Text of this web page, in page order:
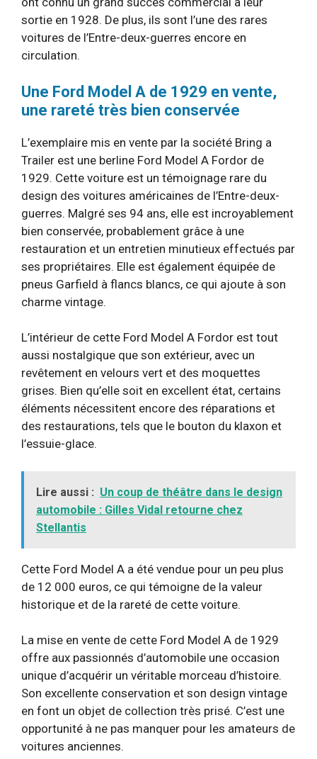
sortie en 1928. De plus, ils sont l’une des rares
voitures de l’Entre-deux-guerres encore en
circulation.
Une Ford Model A de 1929 en vente,
une rareté très bien conservée
L’exemplaire mis en vente par la société Bring a
Trailer est une berline Ford Model A Fordor de
1929. Cette voiture est un témoignage rare du
design des voitures américaines de l’Entre-deux-
guerres. Malgré ses 94 ans, elle est incroyablement
bien conservée, probablement grâce à une
restauration et un entretien minutieux effectués par
ses propriétaires. Elle est également équipée de
pneus Garfield à flancs blancs, ce qui ajoute à son
charme vintage.
L’intérieur de cette Ford Model A Fordor est tout
aussi nostalgique que son extérieur, avec un
revêtement en velours vert et des moquettes
grises. Bien qu’elle soit en excellent état, certains
éléments nécessitent encore des réparations et
des restaurations, tels que le bouton du klaxon et
l’essuie-glace.
Lire aussi : Un coup de théâtre dans le design
automobile : Gilles Vidal retourne chez
Stellantis
Cette Ford Model A a été vendue pour un peu plus
de 12 000 euros, ce qui témoigne de la valeur
historique et de la rareté de cette voiture.
La mise en vente de cette Ford Model A de 1929
offre aux passionnés d’automobile une occasion
unique d’acquérir un véritable morceau d’histoire.
Son excellente conservation et son design vintage
en font un objet de collection très prisé. C’est une
opportunité à ne pas manquer pour les amateurs de
voitures anciennes.